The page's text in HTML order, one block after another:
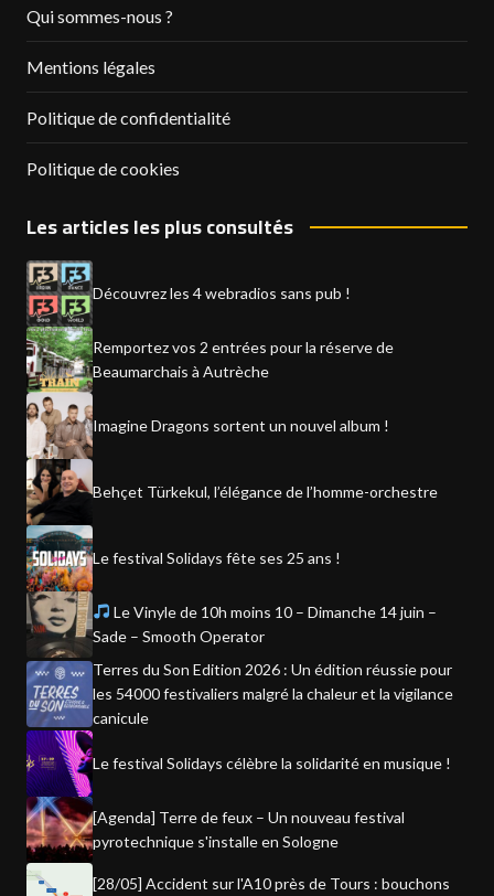
Qui sommes-nous ?
Mentions légales
Politique de confidentialité
Politique de cookies
Les articles les plus consultés
Découvrez les 4 webradios sans pub !
Remportez vos 2 entrées pour la réserve de
Beaumarchais à Autrèche
Imagine Dragons sortent un nouvel album !
Behçet Türkekul, l’élégance de l’homme-orchestre
Le festival Solidays fête ses 25 ans !
Le Vinyle de 10h moins 10 – Dimanche 14 juin –
Sade – Smooth Operator
Terres du Son Edition 2026 : Un édition réussie pour
les 54000 festivaliers malgré la chaleur et la vigilance
canicule
Le festival Solidays célèbre la solidarité en musique !
[Agenda] Terre de feux – Un nouveau festival
pyrotechnique s'installe en Sologne
[28/05] Accident sur l'A10 près de Tours : bouchons